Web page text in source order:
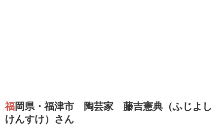
福岡県・福津市 陶芸家 藤吉憲典（ふじよし
けんすけ）さん